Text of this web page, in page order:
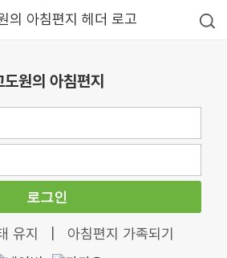
도원의 아침편지
로그인
유지 아침편지 가족되기